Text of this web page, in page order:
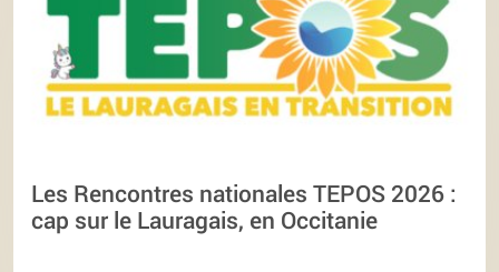
Les Rencontres nationales TEPOS 2026 :
cap sur le Lauragais, en Occitanie